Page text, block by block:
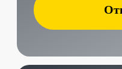
Услуги в нашем